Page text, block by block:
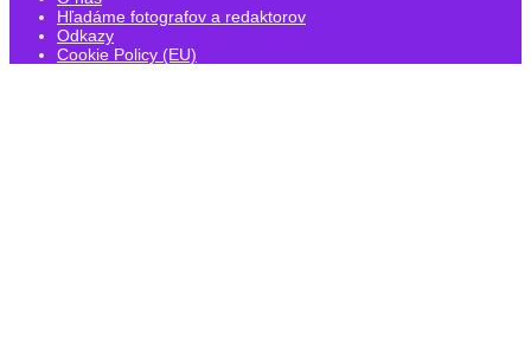
Hľadáme fotografov a redaktorov
Odkazy
Cookie Policy (EU)